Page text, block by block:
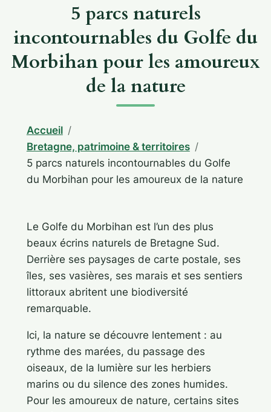
5 parcs naturels
incontournables du Golfe du
Morbihan pour les amoureux
de la nature
Accueil
Bretagne, patrimoine & territoires
5 parcs naturels incontournables du Golfe
du Morbihan pour les amoureux de la nature
Le Golfe du Morbihan est l’un des plus
beaux écrins naturels de Bretagne Sud.
Derrière ses paysages de carte postale, ses
îles, ses vasières, ses marais et ses sentiers
littoraux abritent une biodiversité
remarquable.
Ici, la nature se découvre lentement : au
rythme des marées, du passage des
oiseaux, de la lumière sur les herbiers
marins ou du silence des zones humides.
Pour les amoureux de nature, certains sites